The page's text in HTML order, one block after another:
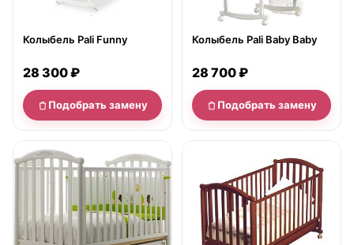
Колыбель Pali Funny
28 300 ₽
Подобрать замену
Колыбель Pali Baby Baby
28 700 ₽
Подобрать замену
нет в продаже